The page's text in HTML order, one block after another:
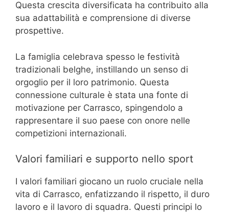
Questa crescita diversificata ha contribuito alla
sua adattabilità e comprensione di diverse
prospettive.
La famiglia celebrava spesso le festività
tradizionali belghe, instillando un senso di
orgoglio per il loro patrimonio. Questa
connessione culturale è stata una fonte di
motivazione per Carrasco, spingendolo a
rappresentare il suo paese con onore nelle
competizioni internazionali.
Valori familiari e supporto nello sport
I valori familiari giocano un ruolo cruciale nella
vita di Carrasco, enfatizzando il rispetto, il duro
lavoro e il lavoro di squadra. Questi principi lo